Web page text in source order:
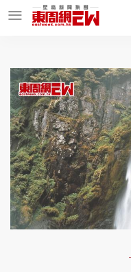
明星名人
東周Ladies
東周食玩通